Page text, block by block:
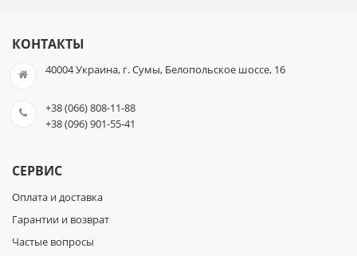
КОНТАКТЫ
40004 Украина, г. Сумы, Белопольское шоссе, 16
+38 (066) 808-11-88
+38 (096) 901-55-41
СЕРВИС
Оплата и доставка
Гарантии и возврат
Частые вопросы